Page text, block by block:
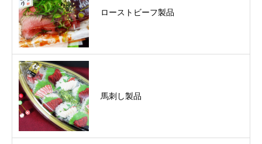
ローストビーフ製品
馬刺し製品